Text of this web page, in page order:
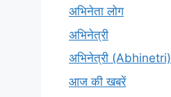
अभिनेता लोग
अभिनेत्री
अभिनेत्री (Abhinetri)
आज की खबरें